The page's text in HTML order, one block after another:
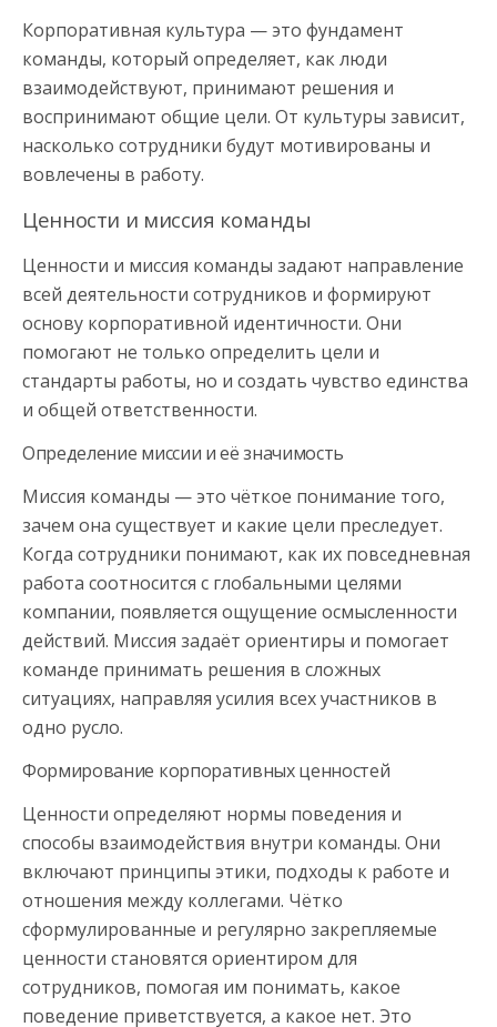
Корпоративная культура — это фундамент
команды, который определяет, как люди
взаимодействуют, принимают решения и
воспринимают общие цели. От культуры зависит,
насколько сотрудники будут мотивированы и
вовлечены в работу.
Ценности и миссия команды
Ценности и миссия команды задают направление
всей деятельности сотрудников и формируют
основу корпоративной идентичности. Они
помогают не только определить цели и
стандарты работы, но и создать чувство единства
и общей ответственности.
Определение миссии и её значимость
Миссия команды — это чёткое понимание того,
зачем она существует и какие цели преследует.
Когда сотрудники понимают, как их повседневная
работа соотносится с глобальными целями
компании, появляется ощущение осмысленности
действий. Миссия задаёт ориентиры и помогает
команде принимать решения в сложных
ситуациях, направляя усилия всех участников в
одно русло.
Формирование корпоративных ценностей
Ценности определяют нормы поведения и
способы взаимодействия внутри команды. Они
включают принципы этики, подходы к работе и
отношения между коллегами. Чётко
сформулированные и регулярно закрепляемые
ценности становятся ориентиром для
сотрудников, помогая им понимать, какое
поведение приветствуется, а какое нет. Это